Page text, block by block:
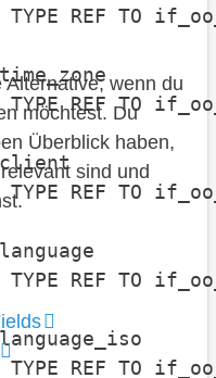
REF TO
REF TO
REF TO
REF TO
REF TO
wenn du
möchtest. Du
Überblick haben,
sind und